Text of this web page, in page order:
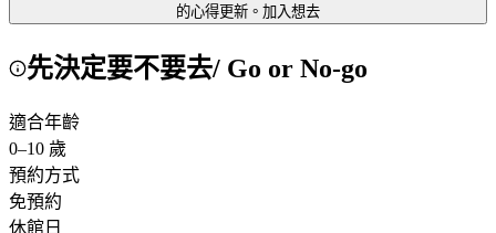
的心得更新。 加入想去
先決定要不要去/ Go or No-go
適合年齡
0–10 歲
預約方式
免預約
休館日